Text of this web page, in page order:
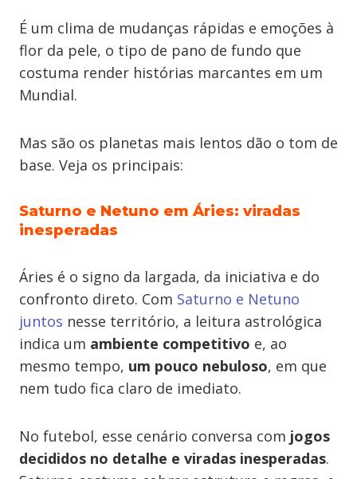
É um clima de mudanças rápidas e emoções à
flor da pele, o tipo de pano de fundo que
costuma render histórias marcantes em um
Mundial.
Mas são os planetas mais lentos dão o tom de
base. Veja os principais:
Saturno e Netuno em Áries: viradas
inesperadas
Áries é o signo da largada, da iniciativa e do
confronto direto. Com Saturno e Netuno
juntos nesse território, a leitura astrológica
indica um ambiente competitivo e, ao
mesmo tempo, um pouco nebuloso, em que
nem tudo fica claro de imediato.
No futebol, esse cenário conversa com jogos
decididos no detalhe e viradas inesperadas.